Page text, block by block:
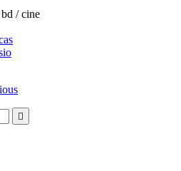
/ cine
